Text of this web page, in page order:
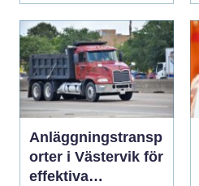
Anläggningstransp
orter i Västervik för
effektiva